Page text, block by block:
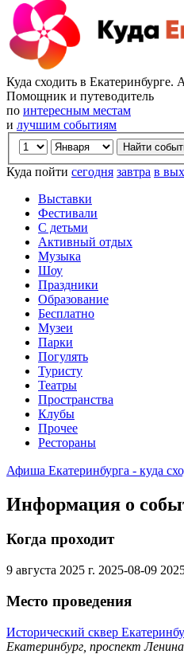
Куда сходить в Екатеринбурге.
Помощник и путеводитель
по интересным местам
и лучшим событиям
Куда пойти сегодня завтра в
Выставки
Фестивали
С детьми
Активный отдых
Музыка
Шоу
Праздники
Образование
Бесплатно
Музеи
Парки
Погулять
Туристу
Театры
Пространства
Клубы
Прочее
Рестораны
Афиша Екатеринбурга - куда
Информация о
Когда проходит
9 августа 2025 г. 2025-08-09
Место проведения
Исторический сквер
Екатеринбург, проспект Ленина